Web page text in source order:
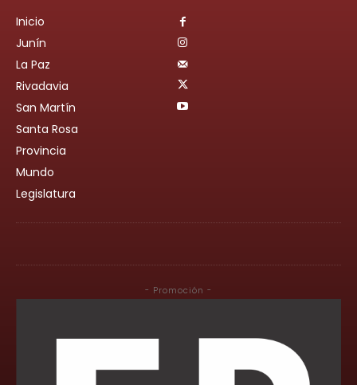
Inicio
Junín
La Paz
Rivadavia
San Martín
Santa Rosa
Provincia
Mundo
Legislatura
- Promoción -